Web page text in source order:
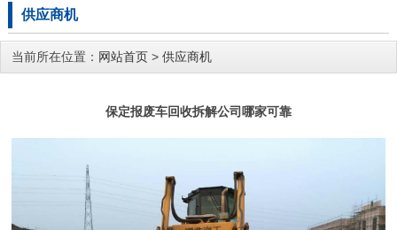
供应商机
当前所在位置： 网站首页 > 供应商机
保定报废车回收拆解公司哪家可靠